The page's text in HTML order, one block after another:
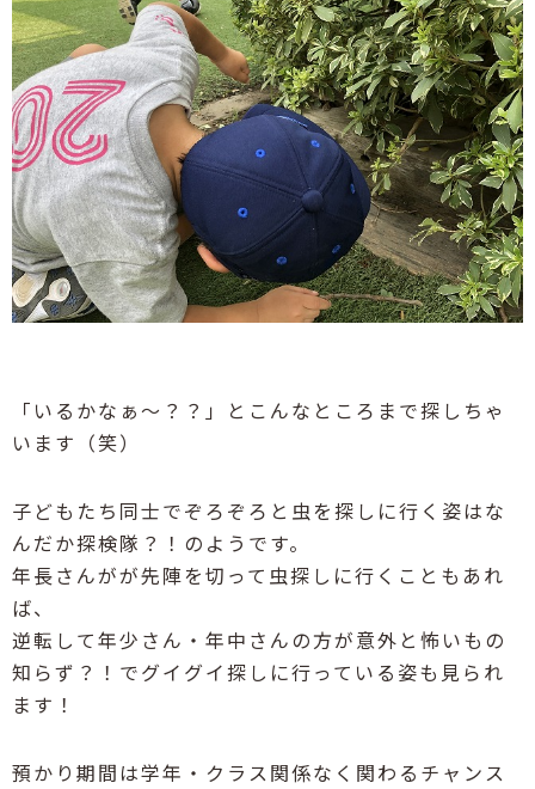
「いるかなぁ～？？」とこんなところまで探しちゃ
います（笑）
子どもたち同士でぞろぞろと虫を探しに行く姿はな
んだか探検隊？！のようです。
年長さんがが先陣を切って虫探しに行くこともあれ
ば、
逆転して年少さん・年中さんの方が意外と怖いもの
知らず？！でグイグイ探しに行っている姿も見られ
ます！
預かり期間は学年・クラス関係なく関わるチャンス